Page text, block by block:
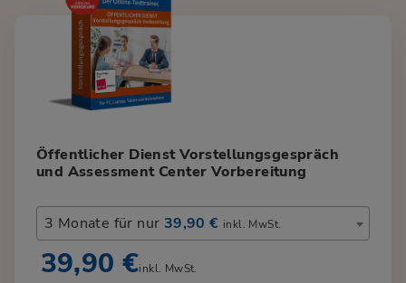
Öffentlicher Dienst Vorstellungsgespräch
und Assessment Center Vorbereitung
3 Monate für nur 39,90 € inkl. MwSt.
39,90 €inkl. MwSt.